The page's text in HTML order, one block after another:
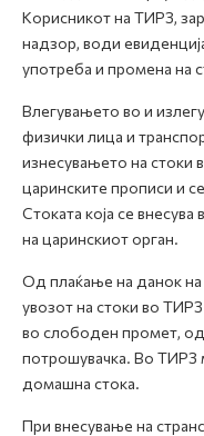
Корисникот на ТИРЗ,
надзор, води
употреба и промена на
Влегувањето во и
физички лица и
изнесувањето на стоки
царинските прописи и
Стоката која се
на царинскиот орган.
Од плаќање на данок
увозот на стоки во
во слободен промет,
потрошувачка. Во ТИРЗ
домашна стока.
При внесување на